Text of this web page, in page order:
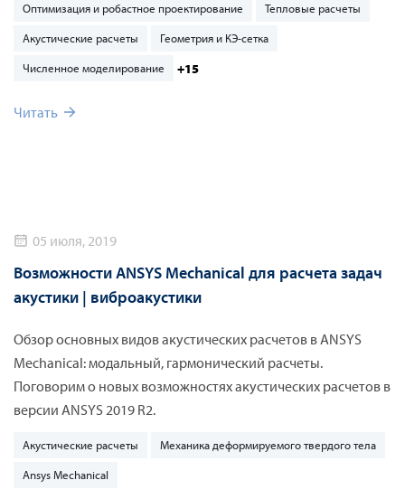
Оптимизация и робастное проектирование Тепловые расчеты
Акустические расчеты Геометрия и КЭ-сетка
Численное моделирование +15
Читать
05 июля, 2019
Возможности ANSYS Mechanical для расчета задач
акустики | виброакустики
Обзор основных видов акустических расчетов в ANSYS
Mechanical: модальный, гармонический расчеты.
Поговорим о новых возможностях акустических расчетов в
версии ANSYS 2019 R2.
Акустические расчеты Механика деформируемого твердого тела
Ansys Mechanical